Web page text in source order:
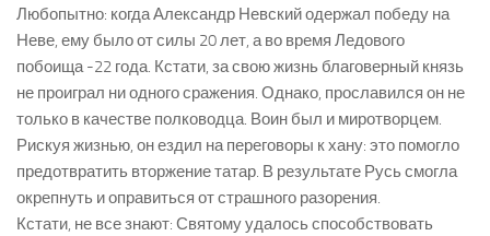
Любопытно: когда Александр Невский одержал победу на
Неве, ему было от силы 20 лет, а во время Ледового
побоища -22 года. Кстати, за свою жизнь благоверный князь
не проиграл ни одного сражения. Однако, прославился он не
только в качестве полководца. Воин был и миротворцем.
Рискуя жизнью, он ездил на переговоры к хану: это помогло
предотвратить вторжение татар. В результате Русь смогла
окрепнуть и оправиться от страшного разорения.
Кстати, не все знают: Святому удалось способствовать